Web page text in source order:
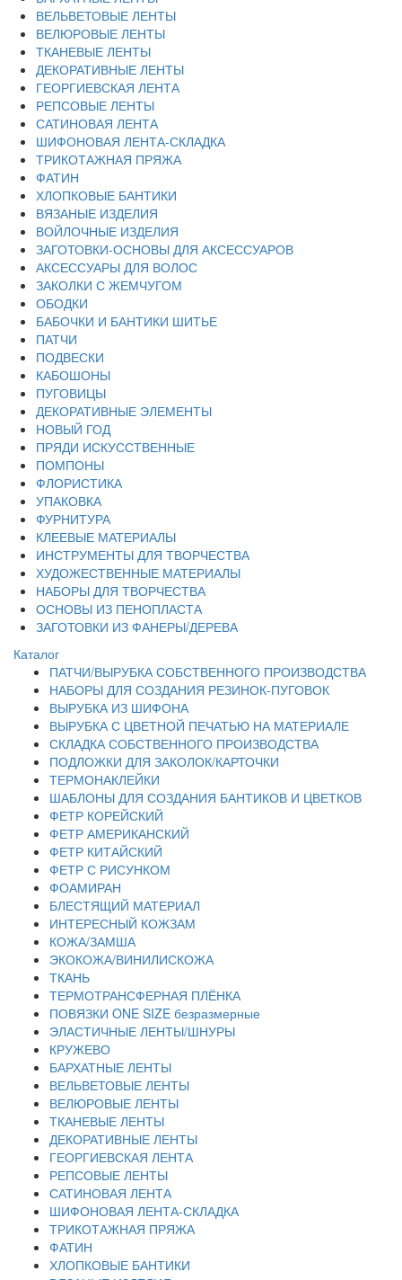
ВЕЛЬВЕТОВЫЕ ЛЕНТЫ
ВЕЛЮРОВЫЕ ЛЕНТЫ
ТКАНЕВЫЕ ЛЕНТЫ
ДЕКОРАТИВНЫЕ ЛЕНТЫ
ГЕОРГИЕВСКАЯ ЛЕНТА
РЕПСОВЫЕ ЛЕНТЫ
САТИНОВАЯ ЛЕНТА
ШИФОНОВАЯ ЛЕНТА-СКЛАДКА
ТРИКОТАЖНАЯ ПРЯЖА
ФАТИН
ХЛОПКОВЫЕ БАНТИКИ
ВЯЗАНЫЕ ИЗДЕЛИЯ
ВОЙЛОЧНЫЕ ИЗДЕЛИЯ
ЗАГОТОВКИ-ОСНОВЫ ДЛЯ АКСЕССУАРОВ
АКСЕССУАРЫ ДЛЯ ВОЛОС
ЗАКОЛКИ С ЖЕМЧУГОМ
ОБОДКИ
БАБОЧКИ И БАНТИКИ ШИТЬЕ
ПАТЧИ
ПОДВЕСКИ
КАБОШОНЫ
ПУГОВИЦЫ
ДЕКОРАТИВНЫЕ ЭЛЕМЕНТЫ
НОВЫЙ ГОД
ПРЯДИ ИСКУССТВЕННЫЕ
ПОМПОНЫ
ФЛОРИСТИКА
УПАКОВКА
ФУРНИТУРА
КЛЕЕВЫЕ МАТЕРИАЛЫ
ИНСТРУМЕНТЫ ДЛЯ ТВОРЧЕСТВА
ХУДОЖЕСТВЕННЫЕ МАТЕРИАЛЫ
НАБОРЫ ДЛЯ ТВОРЧЕСТВА
ОСНОВЫ ИЗ ПЕНОПЛАСТА
ЗАГОТОВКИ ИЗ ФАНЕРЫ/ДЕРЕВА
Каталог
ПАТЧИ/ВЫРУБКА СОБСТВЕННОГО ПРОИЗВОДСТВА
НАБОРЫ ДЛЯ СОЗДАНИЯ РЕЗИНОК-ПУГОВОК
ВЫРУБКА ИЗ ШИФОНА
ВЫРУБКА С ЦВЕТНОЙ ПЕЧАТЬЮ НА МАТЕРИАЛЕ
СКЛАДКА СОБСТВЕННОГО ПРОИЗВОДСТВА
ПОДЛОЖКИ ДЛЯ ЗАКОЛОК/КАРТОЧКИ
ТЕРМОНАКЛЕЙКИ
ШАБЛОНЫ ДЛЯ СОЗДАНИЯ БАНТИКОВ И ЦВЕТКОВ
ФЕТР КОРЕЙСКИЙ
ФЕТР АМЕРИКАНСКИЙ
ФЕТР КИТАЙСКИЙ
ФЕТР С РИСУНКОМ
ФОАМИРАН
БЛЕСТЯЩИЙ МАТЕРИАЛ
ИНТЕРЕСНЫЙ КОЖЗАМ
КОЖА/ЗАМША
ЭКОКОЖА/ВИНИЛИСКОЖА
ТКАНЬ
ТЕРМОТРАНСФЕРНАЯ ПЛЁНКА
ПОВЯЗКИ ONE SIZE безразмерные
ЭЛАСТИЧНЫЕ ЛЕНТЫ/ШНУРЫ
КРУЖЕВО
БАРХАТНЫЕ ЛЕНТЫ
ВЕЛЬВЕТОВЫЕ ЛЕНТЫ
ВЕЛЮРОВЫЕ ЛЕНТЫ
ТКАНЕВЫЕ ЛЕНТЫ
ДЕКОРАТИВНЫЕ ЛЕНТЫ
ГЕОРГИЕВСКАЯ ЛЕНТА
РЕПСОВЫЕ ЛЕНТЫ
САТИНОВАЯ ЛЕНТА
ШИФОНОВАЯ ЛЕНТА-СКЛАДКА
ТРИКОТАЖНАЯ ПРЯЖА
ФАТИН
ХЛОПКОВЫЕ БАНТИКИ